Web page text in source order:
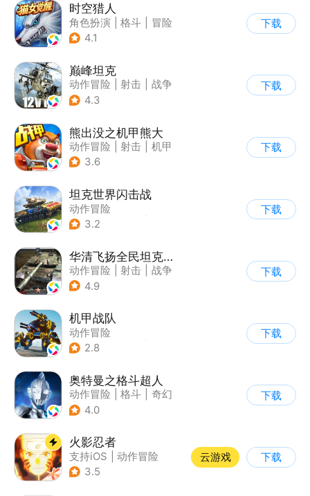
时空猎人
角色扮演 格斗
冒险
| 时空猎人
4.1
下载
巅峰坦克
动作冒险 射击
战争
| 战术竞技
4.3
下载
熊出没之机甲熊大
动作冒险 射击
机甲
| 熊出没
3.6
下载
坦克世界闪击战
动作冒险
| 第三人称射击
3.2
下载
华清飞扬全民坦克联盟游戏软件v1.0
动作冒险 射击
战争
| 战术竞技
4.9
下载
机甲战队
动作冒险
| 第三人称射击
2.8
下载
奥特曼之格斗超人
动作冒险 格斗
奇幻
| 奥特曼
4.0
下载
火影忍者
支持iOS
动作冒险
| 格斗
3.5
云游戏 下载